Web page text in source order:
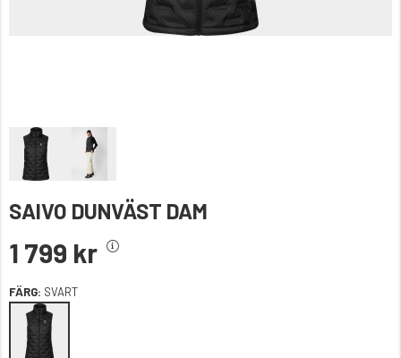
SAIVO DUNVÄST DAM
1 799 kr
FÄRG: SVART